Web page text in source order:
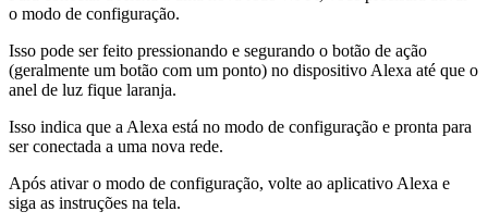
o modo de configuração.
Isso pode ser feito pressionando e segurando o botão de ação
(geralmente um botão com um ponto) no dispositivo Alexa até que o
anel de luz fique laranja.
Isso indica que a Alexa está no modo de configuração e pronta para
ser conectada a uma nova rede.
Após ativar o modo de configuração, volte ao aplicativo Alexa e
siga as instruções na tela.